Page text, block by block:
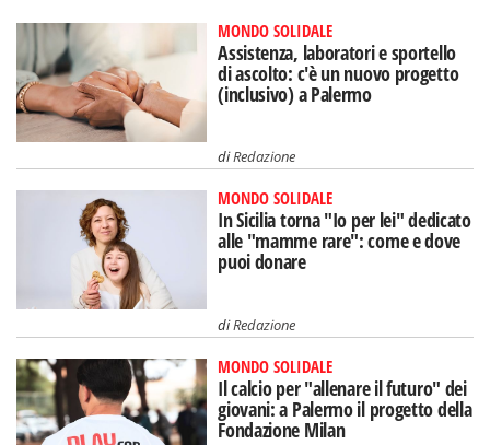
MONDO SOLIDALE
Assistenza, laboratori e sportello
di ascolto: c'è un nuovo progetto
(inclusivo) a Palermo
diRedazione
MONDO SOLIDALE
In Sicilia torna "Io per lei" dedicato
alle "mamme rare": come e dove
puoi donare
diRedazione
MONDO SOLIDALE
Il calcio per "allenare il futuro" dei
giovani: a Palermo il progetto della
Fondazione Milan